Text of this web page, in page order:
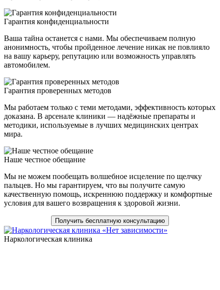
Гарантия конфиденциальности
Ваша тайна останется с нами. Мы обеспечиваем полную
анонимность, чтобы пройденное лечение никак не повлияло
на вашу карьеру, репутацию или возможность управлять
автомобилем.
Гарантия проверенных методов
Мы работаем только с теми методами, эффективность которых
доказана. В арсенале клиники — надёжные препараты и
методики, используемые в лучших медицинских центрах
мира.
Наше честное обещание
Мы не можем пообещать волшебное исцеление по щелчку
пальцев. Но мы гарантируем, что вы получите самую
качественную помощь, искреннюю поддержку и комфортные
условия для вашего возвращения к здоровой жизни.
Получить бесплатную консультацию
Наркологическая клиника